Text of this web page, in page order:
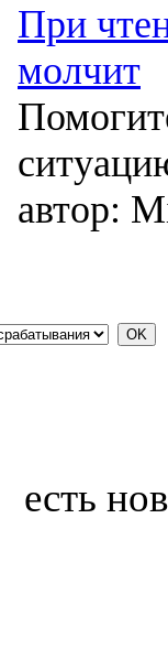
При
молчит
автор:
есть